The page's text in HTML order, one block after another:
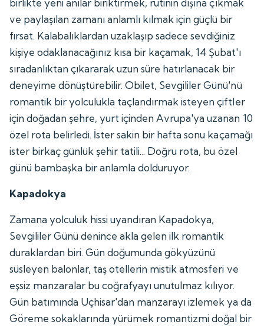
birlikte yeni anılar biriktirmek, rutinin dışına çıkmak
ve paylaşılan zamanı anlamlı kılmak için güçlü bir
fırsat. Kalabalıklardan uzaklaşıp sadece sevdiğiniz
kişiye odaklanacağınız kısa bir kaçamak, 14 Şubat'ı
sıradanlıktan çıkararak uzun süre hatırlanacak bir
deneyime dönüştürebilir. Obilet, Sevgililer Günü'nü
romantik bir yolculukla taçlandırmak isteyen çiftler
için doğadan şehre, yurt içinden Avrupa'ya uzanan 10
özel rota belirledi. İster sakin bir hafta sonu kaçamağı
ister birkaç günlük şehir tatili... Doğru rota, bu özel
günü bambaşka bir anlamla dolduruyor.
Kapadokya
Zamana yolculuk hissi uyandıran Kapadokya,
Sevgililer Günü denince akla gelen ilk romantik
duraklardan biri. Gün doğumunda gökyüzünü
süsleyen balonlar, taş otellerin mistik atmosferi ve
eşsiz manzaralar bu coğrafyayı unutulmaz kılıyor.
Gün batımında Uçhisar'dan manzarayı izlemek ya da
Göreme sokaklarında yürümek romantizmi doğal bir